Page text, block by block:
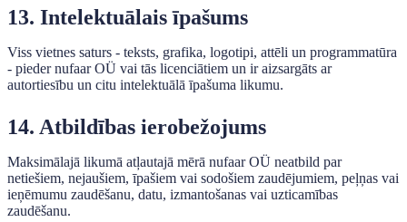
13. Intelektuālais īpašums
Viss vietnes saturs - teksts, grafika, logotipi, attēli un programmatūra
- pieder nufaar OÜ vai tās licenciātiem un ir aizsargāts ar
autortiesību un citu intelektuālā īpašuma likumu.
14. Atbildības ierobežojums
Maksimālajā likumā atļautajā mērā nufaar OÜ neatbild par
netiešiem, nejaušiem, īpašiem vai sodošiem zaudējumiem, peļņas vai
ieņēmumu zaudēšanu, datu, izmantošanas vai uzticamības
zaudēšanu.